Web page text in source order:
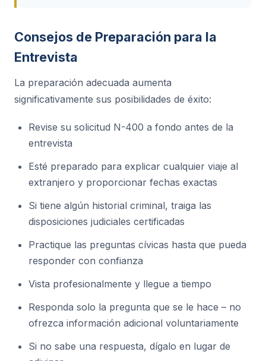
Consejos de Preparación para la
Entrevista
La preparación adecuada aumenta
significativamente sus posibilidades de éxito:
Revise su solicitud N-400 a fondo antes de la
entrevista
Esté preparado para explicar cualquier viaje al
extranjero y proporcionar fechas exactas
Si tiene algún historial criminal, traiga las
disposiciones judiciales certificadas
Practique las preguntas cívicas hasta que pueda
responder con confianza
Vista profesionalmente y llegue a tiempo
Responda solo la pregunta que se le hace – no
ofrezca información adicional voluntariamente
Si no sabe una respuesta, dígalo en lugar de